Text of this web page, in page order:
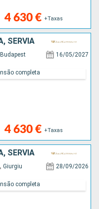
4 630 € +Taxas
SÉRVIA
Budapest 16/05/2027
4 630 € +Taxas
completa
SÉRVIA
Giurgiu 28/09/2026
completa